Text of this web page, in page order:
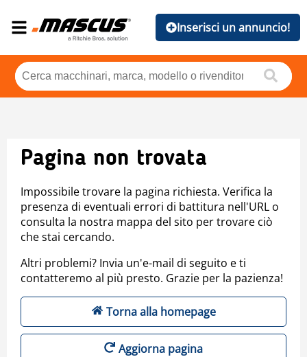
Inserisci un annuncio!
Pagina non trovata
Impossibile trovare la pagina richiesta. Verifica la
presenza di eventuali errori di battitura nell'URL o
consulta la nostra mappa del sito per trovare ciò
che stai cercando.
Altri problemi? Invia un'e-mail di seguito e ti
contatteremo al più presto. Grazie per la pazienza!
Torna alla homepage
Aggiorna pagina